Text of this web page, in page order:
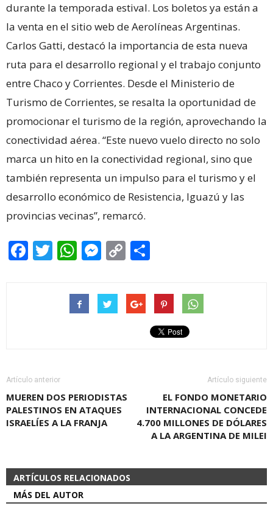
durante la temporada estival. Los boletos ya están a
la venta en el sitio web de Aerolíneas Argentinas.
Carlos Gatti, destacó la importancia de esta nueva
ruta para el desarrollo regional y el trabajo conjunto
entre Chaco y Corrientes. Desde el Ministerio de
Turismo de Corrientes, se resalta la oportunidad de
promocionar el turismo de la región, aprovechando la
conectividad aérea. “Este nuevo vuelo directo no solo
marca un hito en la conectividad regional, sino que
también representa un impulso para el turismo y el
desarrollo económico de Resistencia, Iguazú y las
provincias vecinas”, remarcó.
Facebook
Twitter
WhatsApp
Messenger
Copy
Artículo anterior
MUEREN DOS PERIODISTAS
PALESTINOS EN ATAQUES
ISRAELÍES A LA FRANJA
Artículo siguiente
EL FONDO MONETARIO
INTERNACIONAL CONCEDE
4.700 MILLONES DE DÓLARES
A LA ARGENTINA DE MILEI
ARTÍCULOS RELACIONADOS
MÁS DEL AUTOR